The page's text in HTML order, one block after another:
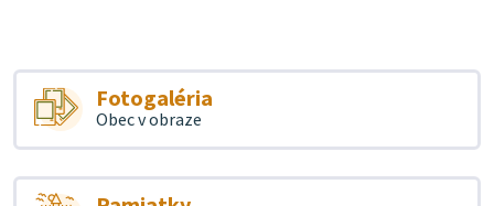
Fotogaléria
Obec v obraze